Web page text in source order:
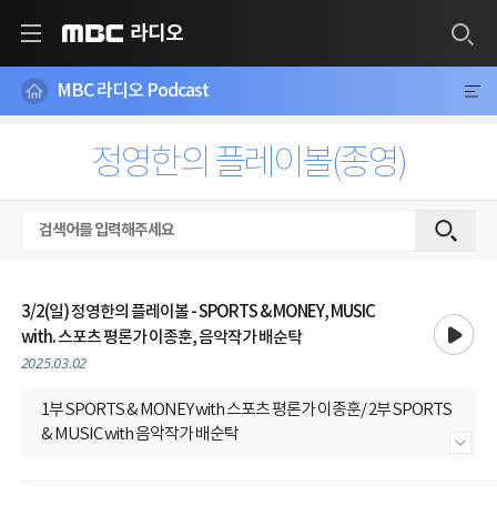
라디오
MBC 라디오 Podcast
정영한의 플레이볼(종영)
3/2(일) 정영한의 플레이볼 - SPORTS & MONEY, MUSIC
with. 스포츠 평론가 이종훈, 음악작가 배순탁
2025.03.02
1부 SPORTS & MONEY with 스포츠 평론가 이종훈/ 2부 SPORTS
& MUSIC with 음악작가 배순탁